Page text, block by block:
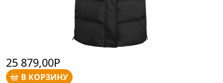
25 879,00Р
В КОРЗИНУ